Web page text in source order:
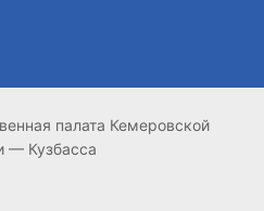
палата Кемеровской
— Кузбасса